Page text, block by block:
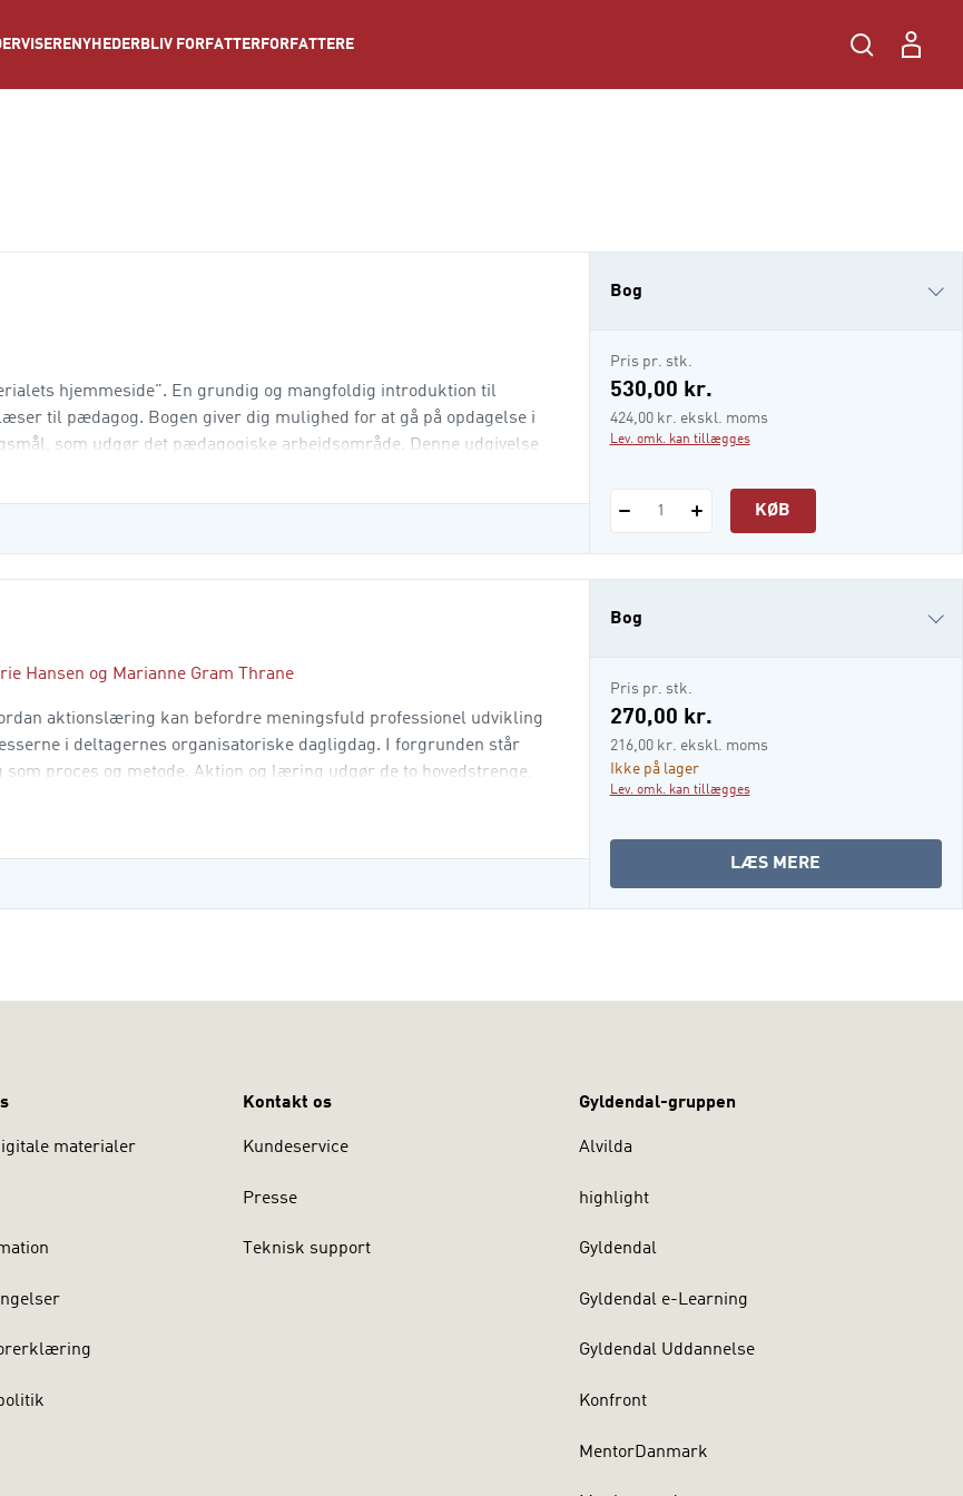
NYHEDER BLIV FORFATTER FORFATTERE
hjemmeside". En grundig og mangfoldig introduktion til
til pædagog. Bogen giver dig mulighed for at gå på opdagelse i
som udgør det pædagogiske arbejdsområde. Denne udgivelse
Bog
e-bog
i-bog
Pris pr. stk.
530,00 kr.
424,00 kr. ekskl. moms
Lev. omk. kan tillægges
1 KØB
Hansen og Marianne Gram Thrane
aktionslæring kan befordre meningsfuld professionel udvikling
i deltagernes organisatoriske dagligdag. I forgrunden står
proces og metode. Aktion og læring udgør de to hovedstrenge,
Bog
i-bog
Pris pr. stk.
270,00 kr.
216,00 kr. ekskl. moms
Ikke på lager
Lev. omk. kan tillægges
LÆS MERE
AKTIONSLÆRING
materialer
Kontakt os
Kundeservice
Presse
Teknisk support
Gyldendal-gruppen
Alvilda
highlight
Gyldendal
Gyldendal e-Learning
Gyldendal Uddannelse
Konfront
MentorDanmark